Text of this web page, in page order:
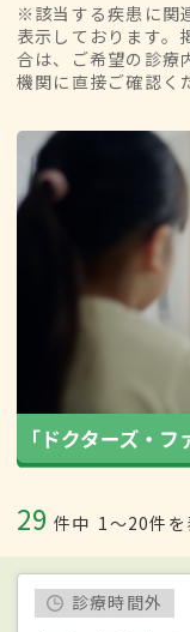
※該当する疾患に関
表示しております。
合は、ご希望の診療
機関に直接ご確認く
29 件中 1〜20件を
診療時間外